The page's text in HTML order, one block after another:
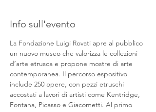
Info sull'evento
La Fondazione Luigi Rovati apre al pubblico
un nuovo museo che valorizza le collezioni
d’arte etrusca e propone mostre di arte
contemporanea. Il percorso espositivo
include 250 opere, con pezzi etruschi
accostati a lavori di artisti come Kentridge,
Fontana, Picasso e Giacometti. Al primo